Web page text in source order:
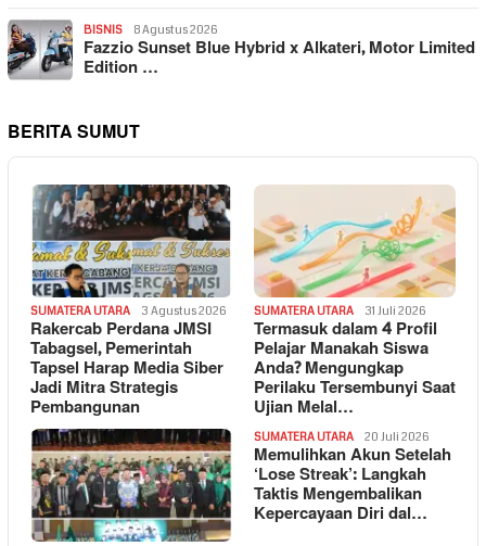
BISNIS 8 Agustus 2026
Fazzio Sunset Blue Hybrid x Alkateri, Motor Limited
Edition …
BERITA SUMUT
SUMATERA UTARA 3 Agustus 2026
Rakercab Perdana JMSI
Tabagsel, Pemerintah
Tapsel Harap Media Siber
Jadi Mitra Strategis
Pembangunan
SUMATERA UTARA 31 Juli 2026
Termasuk dalam 4 Profil
Pelajar Manakah Siswa
Anda? Mengungkap
Perilaku Tersembunyi Saat
Ujian Melal…
SUMATERA UTARA 20 Juli 2026
Memulihkan Akun Setelah
‘Lose Streak’: Langkah
Taktis Mengembalikan
Kepercayaan Diri dal…